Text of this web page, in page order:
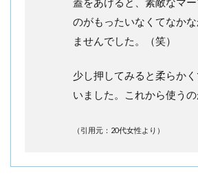
のがもったいなくてなか
ませんでした。（笑）
少し押してみると柔らか
いました。これから使うの
（引用元：20代女性より）